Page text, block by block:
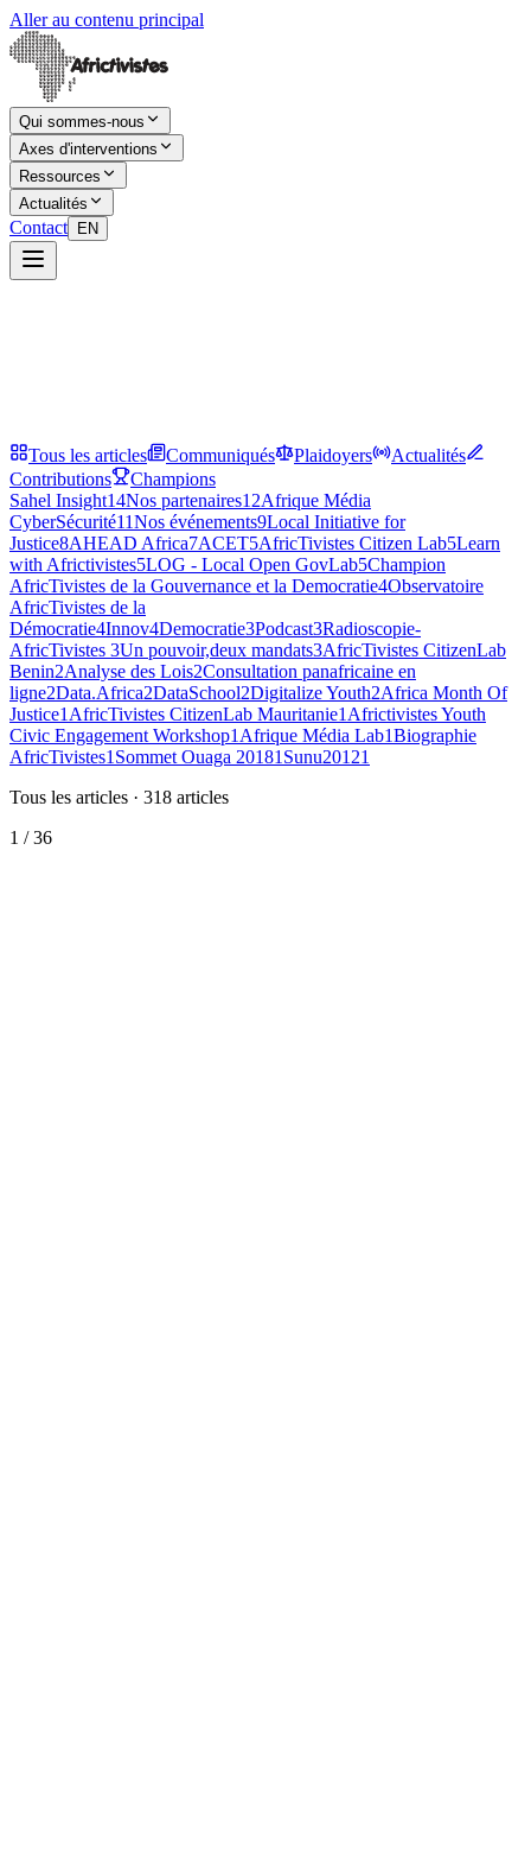
Aller au contenu principal
Qui sommes-nous
Axes d'interventions
Ressources
Actualités
Contact EN
Tous les articles Communiqués Plaidoyers
Actualités
Contributions
Champions
Sahel Insight14Nos partenaires12Afrique Média
CyberSécurité11Nos événements9Local Initiative for
Justice8AHEAD Africa7ACET5AfricTivistes Citizen Lab5Learn
with Africtivistes5LOG - Local Open GovLab5Champion
AfricTivistes de la Gouvernance et la Democratie4Observatoire
AfricTivistes de la
Démocratie4Innov4Democratie3Podcast3Radioscopie-
AfricTivistes 3Un pouvoir,deux mandats3AfricTivistes CitizenLab
Benin2Analyse des Lois2Consultation panafricaine en
ligne2Data.Africa2DataSchool2Digitalize Youth2Africa Month Of
Justice1 AfricTivistes CitizenLab Mauritanie1 Africtivistes Youth
Civic Engagement Workshop1 Afrique Média Lab1Biographie
AfricTivistes1 Sommet Ouaga 20181 Sunu20121
Tous les articles · 318 articles
1 /36